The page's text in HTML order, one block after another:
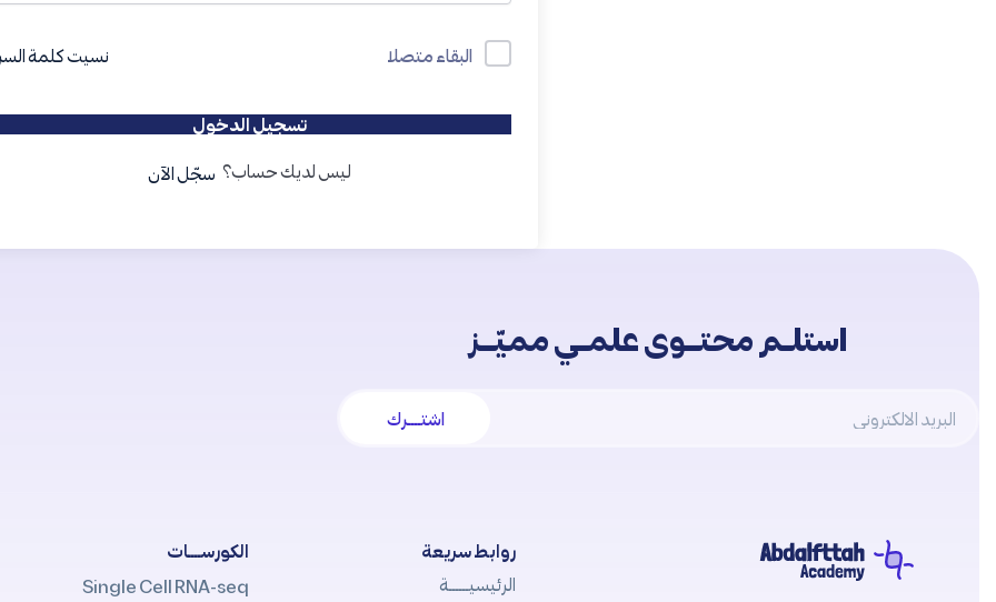
البقاء متصلا نسيت كلمة
تسجيل الدخول
ليس لديك حساب؟ سجّل الآن
استلــم محتـــوى علمــي مميّـــز
اشتــــرك
روابط سريعة
الرئيسيــــــة
الكورســــات
Single Cell RNA-seq